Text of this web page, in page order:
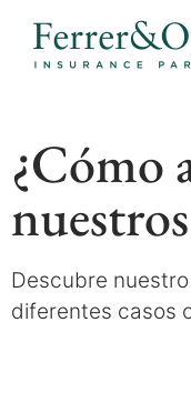
¿Cómo
Descubre
diferentes casos